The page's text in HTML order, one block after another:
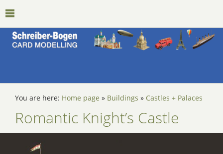
You are here: Home page » Buildings » Castles + Palaces
Romantic Knight’s Castle